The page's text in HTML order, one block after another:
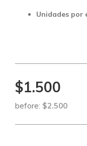
Unidades por
$1.500
before: $2.500